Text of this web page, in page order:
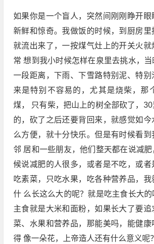
如果你是一个盲人，突然间刚刚睁开眼
新鲜和惊奇。我做饭的时候，到厨房里
就流出来了，一按煤气灶上的开关火
常 想到我小时候怎样在泉里去挑水，
一段距离，下雨、下雪路特别泥、特别
来是特别不容易的，尤其是烧柴，那
煤， 只有柴，把山上的树全部砍了，
的，砍了之后还要背回来，就感觉如
么方便，就十分快乐。但是有时候看到
邻 居和一些朋友，他们整天都在说减
候说减肥的人很多，或者是不吃，或者
吃素菜，只吃水果，吃各种营养品，
什 么长这么大的呢？就是吃主食长大
主食就是大米和面粉，如果长大了要
菜、水果和营养品，那能美吗，能健康
得 像一朵花，上帝造人还有什么意义呢？